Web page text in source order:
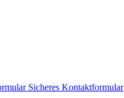
Sicheres Kontaktformular